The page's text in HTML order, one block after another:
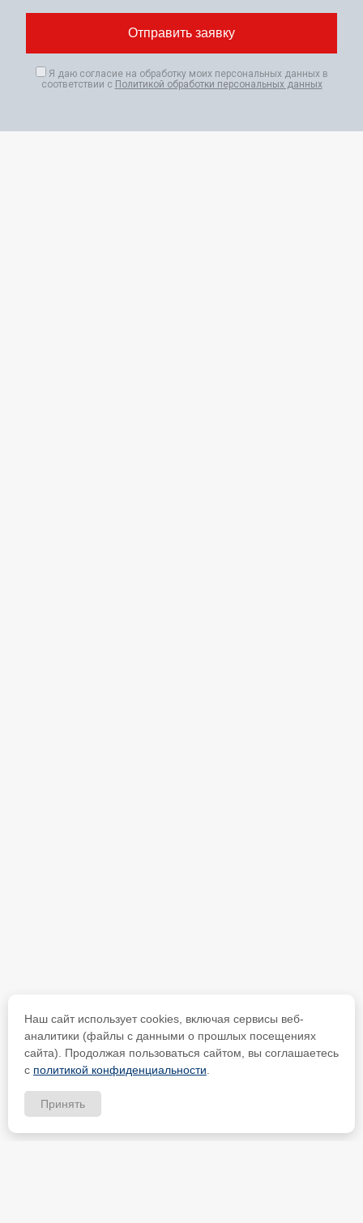
Я даю согласие на обработку моих персональных данных в
соответствии с Политикой обработки персональных данных
Наш сайт использует cookies, включая сервисы веб-
аналитики (файлы с данными о прошлых посещениях
сайта). Продолжая пользоваться сайтом, вы соглашаетесь
с политикой конфиденциальности
Принять